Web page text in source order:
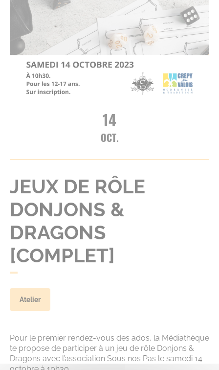
14
OCT.
JEUX DE RÔLE
DONJONS &
DRAGONS
[COMPLET]
Atelier
Pour le premier rendez-vous des ados, la Médiathèque
te propose de participer à un jeu de rôle Donjons &
Dragons avec l’association Sous nos Pas le samedi 14